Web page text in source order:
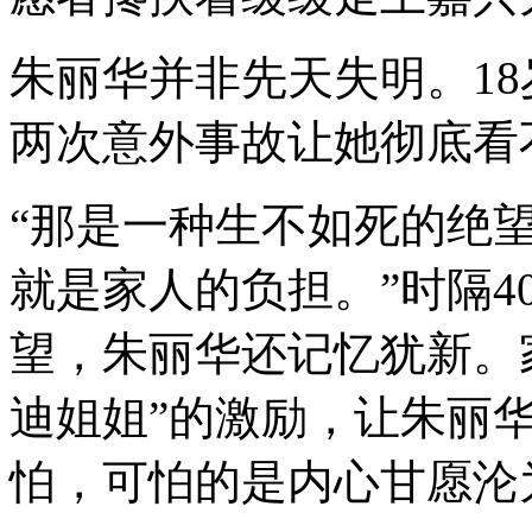
朱丽华并非先天失明。
两次意外事故让她彻底
“那是一种生不如死的绝
就是家人的负担。”时隔
望，朱丽华还记忆犹新
迪姐姐”的激励，让朱丽
怕，可怕的是内心甘愿